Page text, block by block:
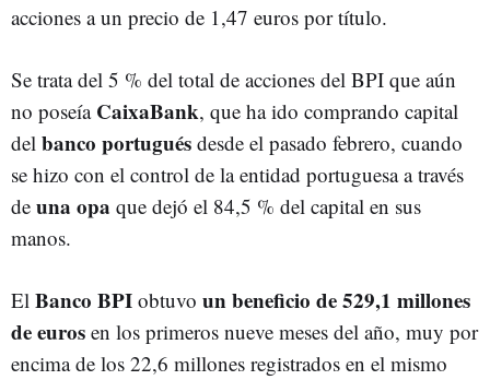
acciones a un precio de 1,47 euros por título.
Se trata del 5 % del total de acciones del BPI que aún
no poseía CaixaBank, que ha ido comprando capital
del banco portugués desde el pasado febrero, cuando
se hizo con el control de la entidad portuguesa a través
de una opa que dejó el 84,5 % del capital en sus
manos.
El Banco BPI obtuvo un beneficio de 529,1 millones
de euros en los primeros nueve meses del año, muy por
encima de los 22,6 millones registrados en el mismo